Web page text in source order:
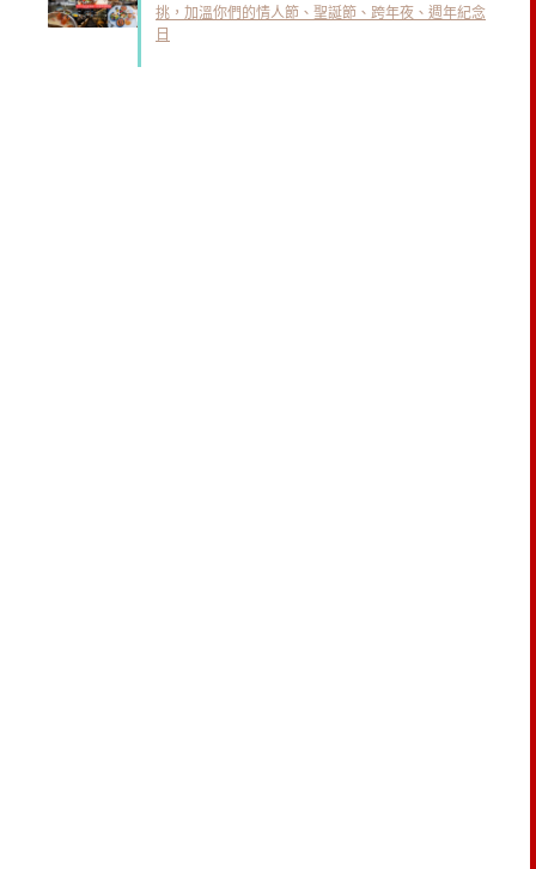
挑，加溫你們的情人節、聖誕節、跨年夜、週年紀念
日